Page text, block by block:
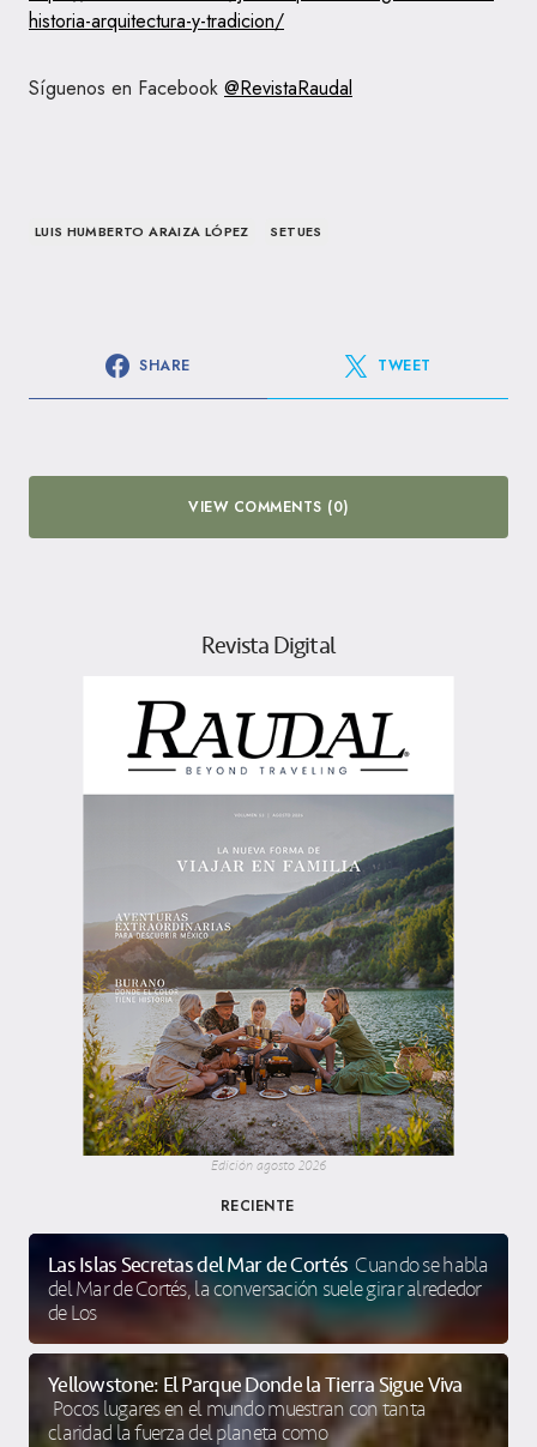
historia-arquitectura-y-tradicion/
Síguenos en Facebook @RevistaRaudal
LUIS HUMBERTO ARAIZA LÓPEZ SETUES
SHARE TWEET
VIEW COMMENTS (0)
Revista Digital
Edición agosto 2026
RECIENTE
Las Islas Secretas del Mar de Cortés Cuando se habla
del Mar de Cortés, la conversación suele girar alrededor
de Los
Yellowstone: El Parque Donde la Tierra Sigue Viva
Pocos lugares en el mundo muestran con tanta
claridad la fuerza del planeta como